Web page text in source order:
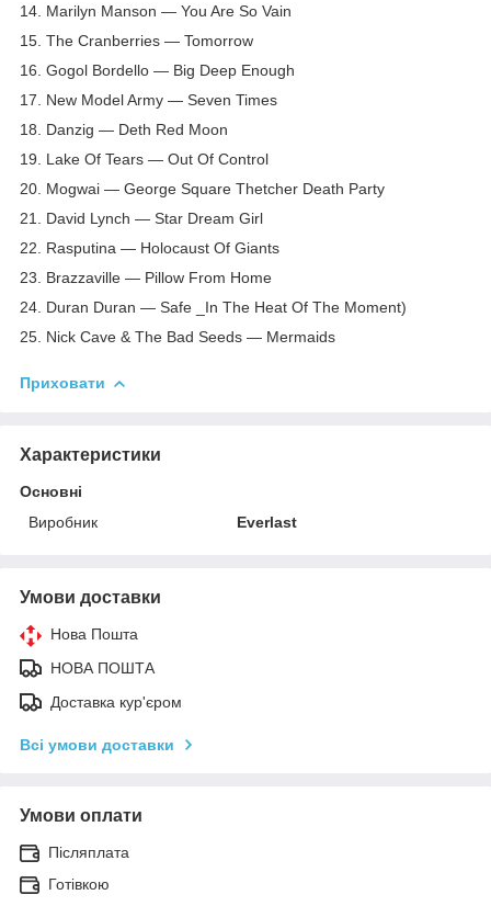
14. Marilyn Manson — You Are So Vain
15. The Cranberries — Tomorrow
16. Gogol Bordello — Big Deep Enough
17. New Model Army — Seven Times
18. Danzig — Deth Red Moon
19. Lake Of Tears — Out Of Control
20. Mogwai — George Square Thetcher Death Party
21. David Lynch — Star Dream Girl
22. Rasputina — Holocaust Of Giants
23. Brazzaville — Pillow From Home
24. Duran Duran — Safe _In The Heat Of The Moment)
25. Nick Cave & The Bad Seeds — Mermaids
Приховати
Характеристики
Основні
Виробник
Everlast
Умови доставки
Нова Пошта
НОВА ПОШТА
Доставка кур'єром
Всі умови доставки
Умови оплати
Післяплата
Готівкою